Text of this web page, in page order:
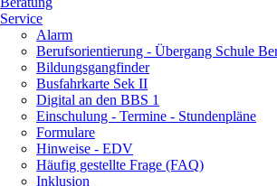
Service
Alarm
Berufsorientierung - Übergang Schule
Bildungsgangfinder
Busfahrkarte Sek II
Digital an den BBS 1
Einschulung - Termine - Stundenpläne
Formulare
Hinweise - EDV
Häufig gestellte Frage (FAQ)
Inklusion